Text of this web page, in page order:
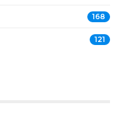
168
121